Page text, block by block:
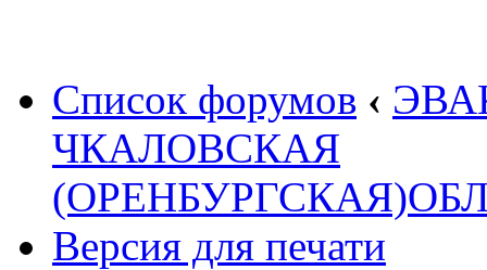
Список форумов ‹
ЧКАЛОВСКАЯ
Версия для печати